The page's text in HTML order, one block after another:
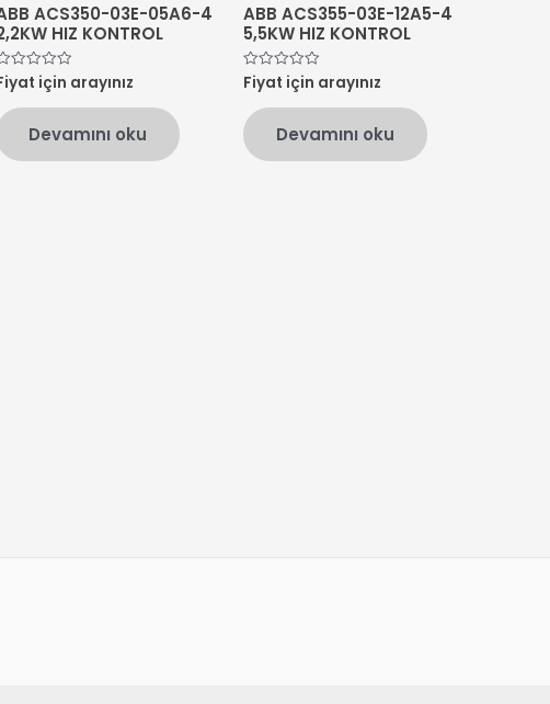
ACS350-03E-05A6-4
HIZ KONTROL
oy
için arayınız
Devamını oku
ABB ACS355-03E-12A5-4
5,5KW HIZ KONTROL
5
üzerinden
oy
aldı
Fiyat için arayınız
Devamını oku